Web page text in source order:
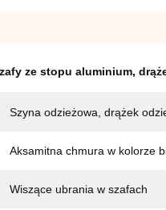
ze stopu aluminium,
Szyna odzieżowa, drążek
Aksamitna chmura w kolorze
Wiszące ubrania w szafach